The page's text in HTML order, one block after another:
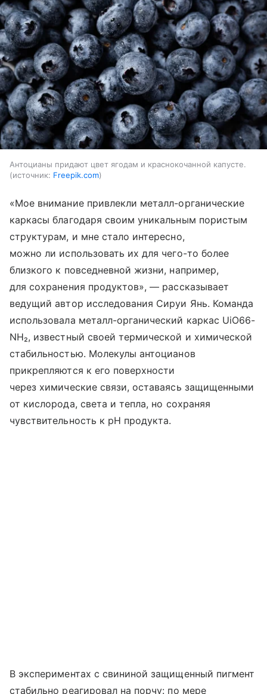
Антоцианы придают цвет ягодам и краснокочанной капусте.
источник: Freepik.com
«Мое внимание привлекли металл-органические
каркасы благодаря своим уникальным пористым
структурам, и мне стало интересно,
можно ли использовать их для чего-то более
близкого к повседневной жизни, например,
для сохранения продуктов», — рассказывает
ведущий автор исследования Сируи Янь. Команда
использовала металл-органический каркас UiO66-
NH₂, известный своей термической и химической
стабильностью. Молекулы антоцианов
прикрепляются к его поверхности
через химические связи, оставаясь защищенными
от кислорода, света и тепла, но сохраняя
чувствительность к pH продукта.
В экспериментах с свининой защищенный пигмент
стабильно реагировал на порчу: по мере